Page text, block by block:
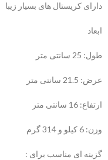
دارای کریستال های بسیار زیبا
ابعاد
طول: 25 سانتی متر
عرض: 21.5 سانتی متر
ارتفاع: 16 سانتی متر
وزن: 6 کیلو و 314 گرم
گزینه ای مناسب برای :